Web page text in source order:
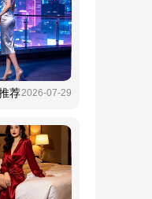
荐2026-07-29